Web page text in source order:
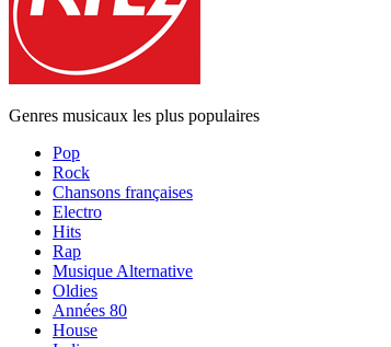
Genres musicaux les plus populaires
Pop
Rock
Chansons françaises
Electro
Hits
Rap
Musique Alternative
Oldies
Années 80
House